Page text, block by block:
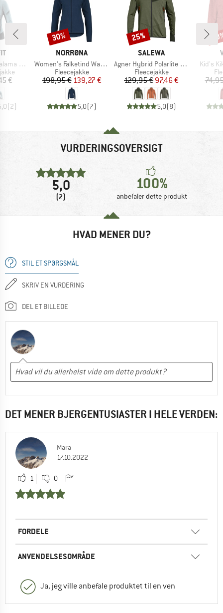
Jacket
€
(2)
MÆRKE
NORRØNA
Artikel
Women's Falketind Warm1 Jacket
Produktgruppe
Fleecejakke
Pris
198,95 €Nedsat pris
139,27 €
5,0(7)
Rabat
30%
MÆRKE
SALEWA
Artikel
Agner Hybrid Polarlite Durastretch Fullzip Hoody
Produktgruppe
Fleecejakke
Pris
129,95 €Nedsat pris
97,46 €
5,0(8)
Rabat
25%
Artikel
Kid's
VURDERINGSOVERSIGT
5,0
(2)
100%
anbefaler dette produkt
HVAD MENER DU?
STIL ET SPØRGSMÅL
SKRIV EN VURDERING
DEL ET BILLEDE
DET MENER BJERGENTUSIASTER I HELE VERDEN:
Mara
17.10.2022
1 0
FORDELE
ANVENDELSESOMRÅDE
Ja, jeg ville anbefale produktet til en ven